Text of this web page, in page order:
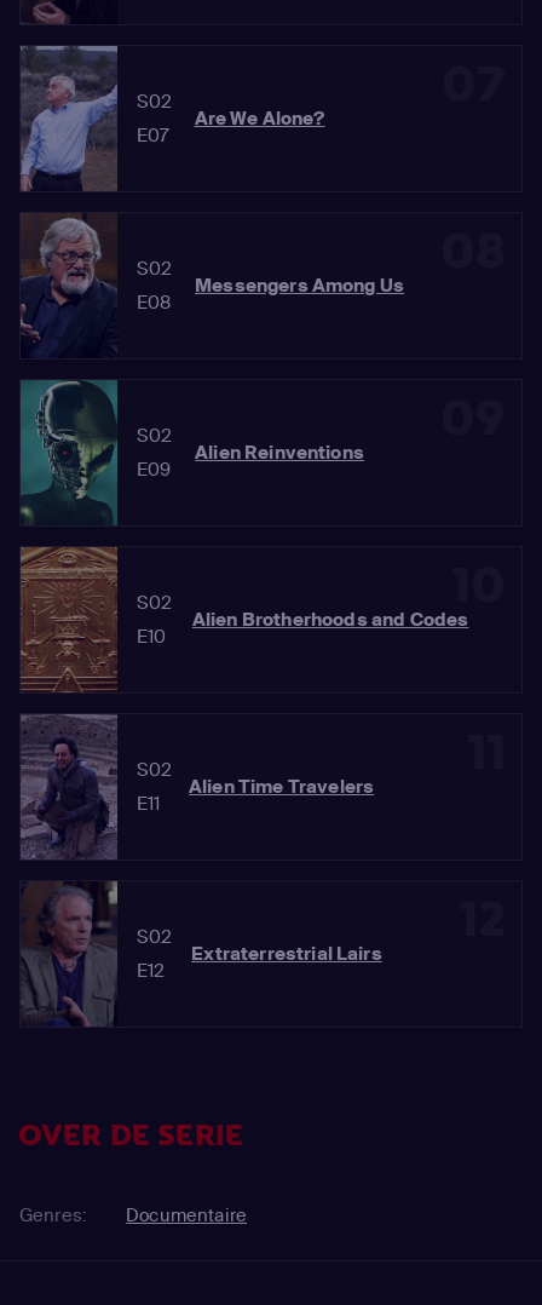
S02
E07
Are We Alone?
S02
E08
Messengers Among Us
S02
E09
Alien Reinventions
S02
E10
Alien Brotherhoods and Codes
S02
E11
Alien Time Travelers
S02
E12
Extraterrestrial Lairs
OVER DE SERIE
Genres: Documentaire